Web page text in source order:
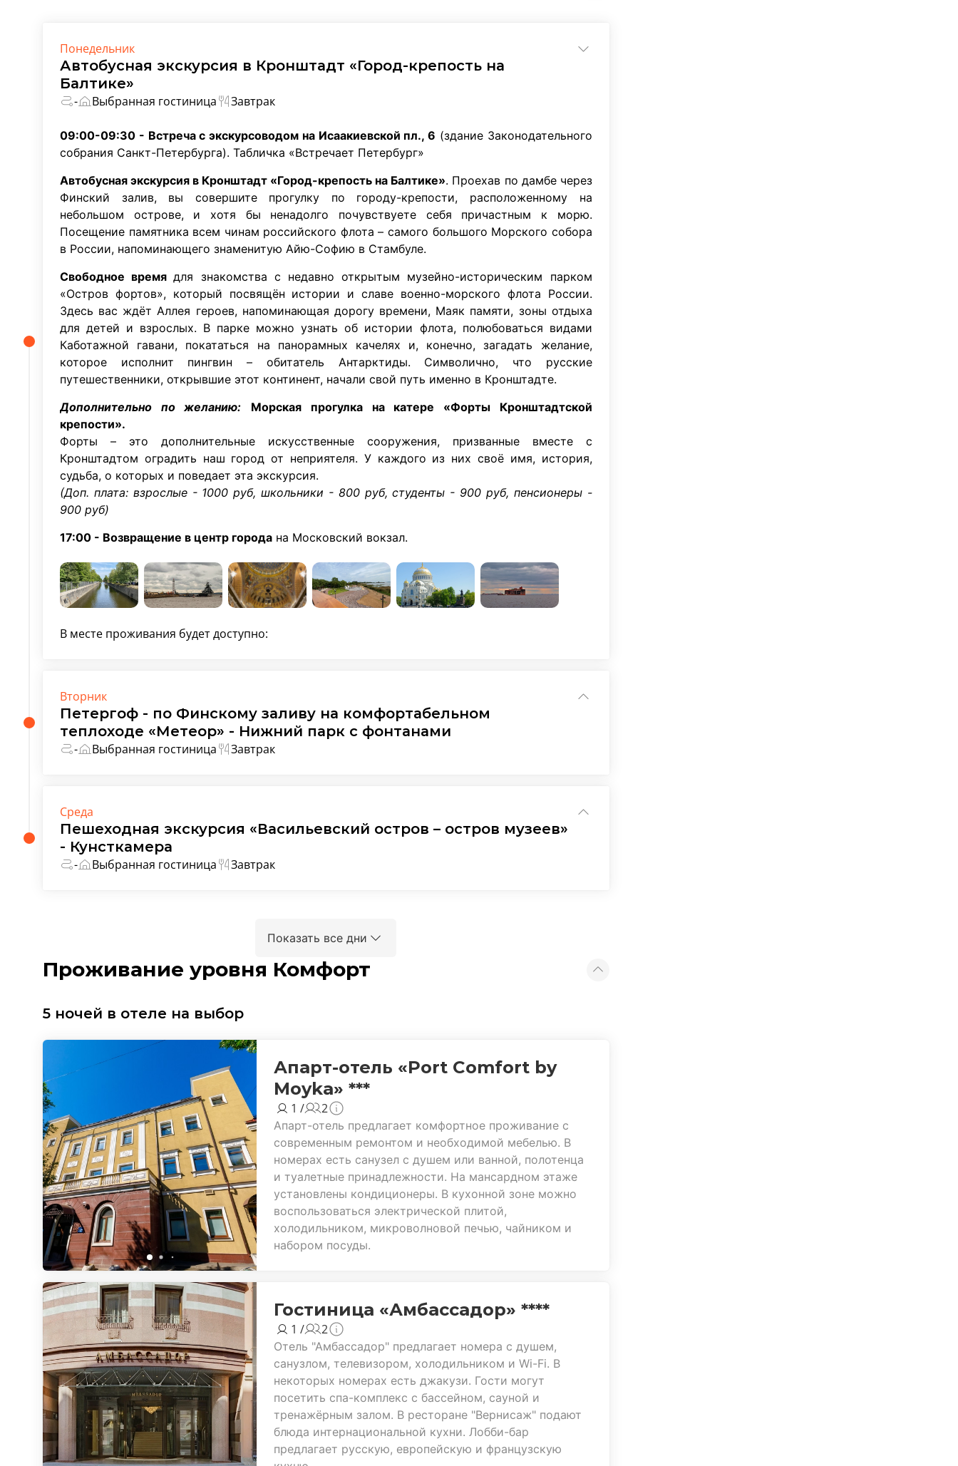
Понедельник
Автобусная экскурсия в Кронштадт «Город-крепость на
Балтике»
- Выбранная гостиница Завтрак
09:00-09:30 - Встреча с экскурсоводом на Исаакиевской пл., 6 (здание Законодательного
собрания Санкт-Петербурга). Табличка «Встречает Петербург»
Автобусная экскурсия в Кронштадт «Город-крепость на Балтике». Проехав по дамбе через
Финский залив, вы совершите прогулку по городу-крепости, расположенному на
небольшом острове, и хотя бы ненадолго почувствуете себя причастным к морю.
Посещение памятника всем чинам российского флота – самого большого Морского собора
в России, напоминающего знаменитую Айю-Софию в Стамбуле.
Свободное времядля знакомства с недавно открытым музейно-историческим парком
«Остров фортов», который посвящён истории и славе военно-морского флота России.
Здесь вас ждёт Аллея героев, напоминающая дорогу времени, Маяк памяти, зоны отдыха
для детей и взрослых. В парке можно узнать об истории флота, полюбоваться видами
Каботажной гавани, покататься на панорамных качелях и, конечно, загадать желание,
которое исполнит пингвин – обитатель Антарктиды. Символично, что русские
путешественники, открывшие этот континент, начали свой путь именно в Кронштадте.
Дополнительно по желанию:
Морская прогулка на катере «Форты Кронштадтской
крепости».
Форты – это дополнительные искусственные сооружения, призванные вместе с
Кронштадтом оградить наш город от неприятеля. У каждого из них своё имя, история,
судьба, о которых и поведает эта экскурсия.
(Доп. плата: взрослые - 1000 руб, школьники - 800 руб, студенты - 900 руб, пенсионеры -
900 руб)
17:00 - Возвращение в центр города на Московский вокзал.
В месте проживания будет доступно:
Вторник
Петергоф - по Финскому заливу на комфортабельном
теплоходе «Метеор» - Нижний парк с фонтанами
- Выбранная гостиница Завтрак
Среда
Пешеходная экскурсия «Васильевский остров – остров музеев»
- Кунсткамера
- Выбранная гостиница Завтрак
Показать все дни
Проживание уровня Комфорт
5 ночей в отеле на выбор
Апарт-отель «Port Comfort by
Moyka» ***
1 / 2
Апарт-отель предлагает комфортное проживание с
современным ремонтом и необходимой мебелью. В
номерах есть санузел с душем или ванной, полотенца
и туалетные принадлежности. На мансардном этаже
установлены кондиционеры. В кухонной зоне можно
воспользоваться электрической плитой,
холодильником, микроволновой печью, чайником и
набором посуды.
Гостиница «Амбассадор» ****
1 / 2
Отель "Амбассадор" предлагает номера с душем,
санузлом, телевизором, холодильником и Wi-Fi. В
некоторых номерах есть джакузи. Гости могут
посетить спа-комплекс с бассейном, сауной и
тренажёрным залом. В ресторане "Вернисаж" подают
блюда интернациональной кухни. Лобби-бар
предлагает русскую, европейскую и французскую